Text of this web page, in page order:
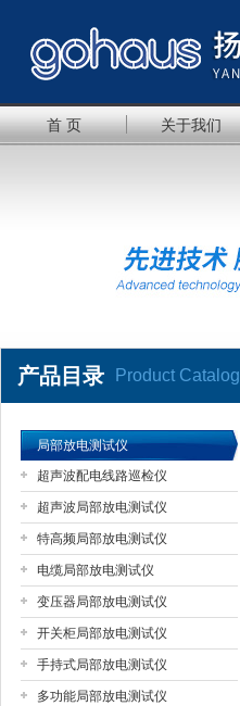
扬州国浩电气有限公司
首 页 关于我们
产品目录 Product Catalog
局部放电测试仪
超声波配电线路巡检仪
超声波局部放电测试仪
特高频局部放电测试仪
电缆局部放电测试仪
变压器局部放电测试仪
开关柜局部放电测试仪
手持式局部放电测试仪
多功能局部放电测试仪